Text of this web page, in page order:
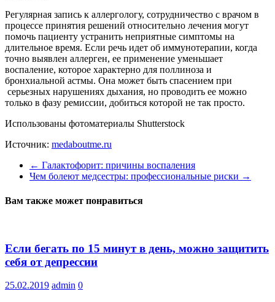
Регулярная запись к аллергологу, сотрудничество с врачом в
процессе принятия решений относительно лечения могут
помочь пациенту устранить неприятные симптомы на
длительное время. Если речь идет об иммунотерапии, когда
точно выявлен аллерген, ее применение уменьшает
воспаление, которое характерно для поллиноза и
бронхиальной астмы. Она может быть спасением при
серьезных нарушениях дыхания, но проводить ее можно
только в фазу ремиссии, добиться которой не так просто.
Использованы фотоматериалы Shutterstock
Источник: medaboutme.ru
← Галактофорит: причины воспаления
Чем болеют медсестры: профессиональные риски →
Вам также может понравиться
Если бегать по 15 минут в день, можно защитить
себя от депрессии
25.02.2019 admin 0